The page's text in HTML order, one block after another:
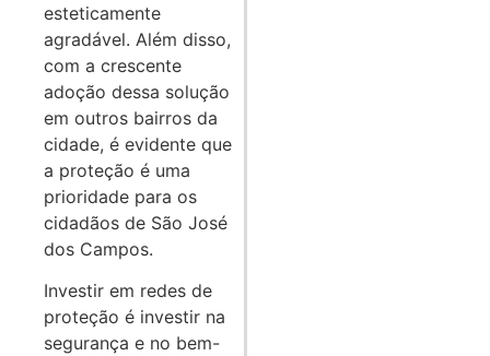
esteticamente
agradável. Além disso,
com a crescente
adoção dessa solução
em outros bairros da
cidade, é evidente que
a proteção é uma
prioridade para os
cidadãos de São José
dos Campos.
Investir em redes de
proteção é investir na
segurança e no bem-